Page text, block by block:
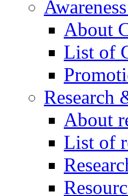
About
List of
Research
About
List of